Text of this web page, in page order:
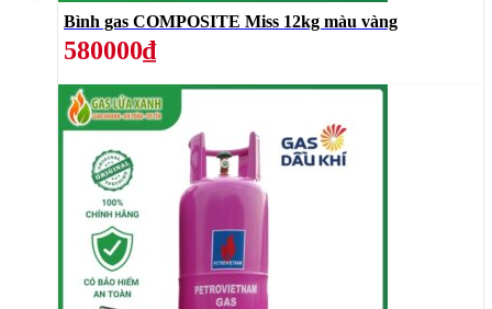
Bình gas COMPOSITE Miss 12kg màu vàng
580000₫